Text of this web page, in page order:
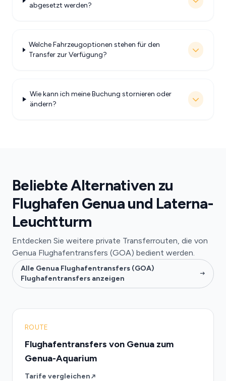
abgesetzt werden?
Welche Fahrzeugoptionen stehen für den
Transfer zur Verfügung?
Wie kann ich meine Buchung stornieren oder
ändern?
Beliebte Alternativen zu
Flughafen Genua und Laterna-
Leuchtturm
Entdecken Sie weitere private Transferrouten, die von
Genua Flughafentransfers (GOA) bedient werden.
Alle Genua Flughafentransfers (GOA)
Flughafentransfers anzeigen
ROUTE
Flughafentransfers von Genua zum
Genua-Aquarium
Tarife vergleichen